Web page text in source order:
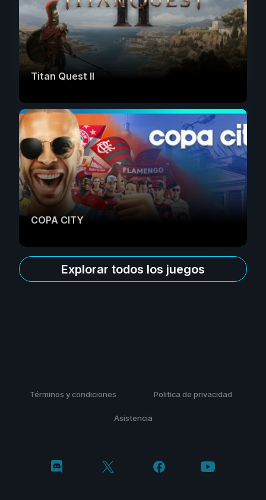
Titan Quest II
COPA CITY
Explorar todos los juegos
Términos y condiciones Politica de privacidad
Asistencia